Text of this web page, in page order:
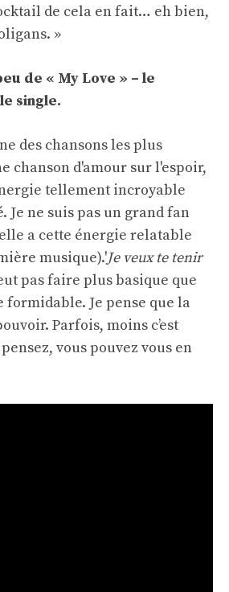
de cela en fait… eh bien,
»
de « My Love » – le
single.
des chansons les plus
chanson d'amour sur l'espoir,
tellement incroyable
Je ne suis pas un grand fan
a cette énergie relatable
musique).'Je veux te tenir
pas faire plus basique que
formidable. Je pense que la
Parfois, moins c’est
vous pouvez vous en